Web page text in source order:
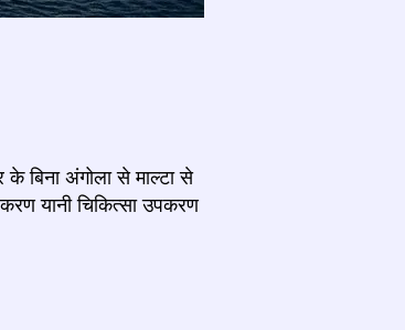
बिना अंगोला से माल्टा से
यानी चिकित्सा उपकरण